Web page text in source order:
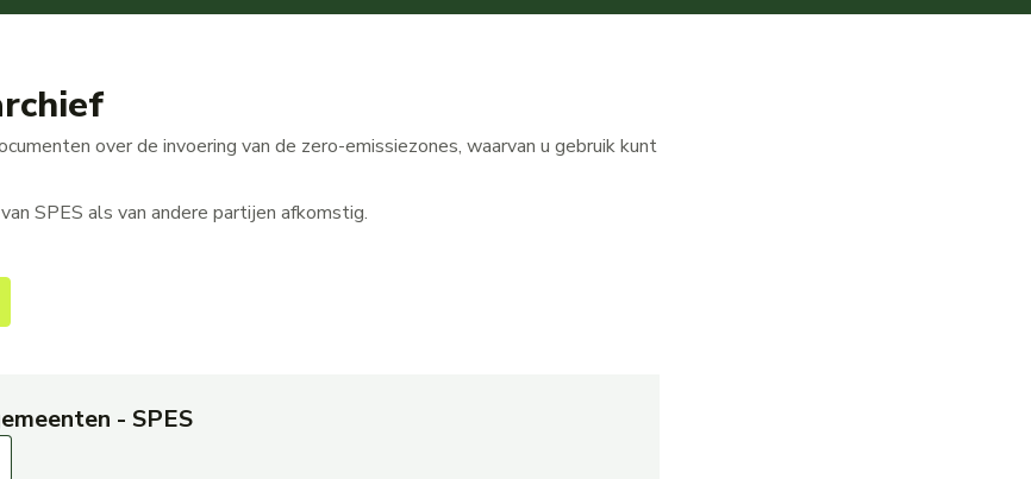
over de invoering van de zero-emissiezones, waarvan u gebruik kunt
SPES als van andere partijen afkomstig.
- SPES
Toolbox voor gemeenten - SPES